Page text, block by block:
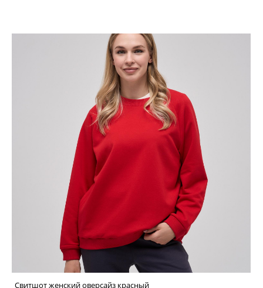
Свитшот женский оверсайз красный